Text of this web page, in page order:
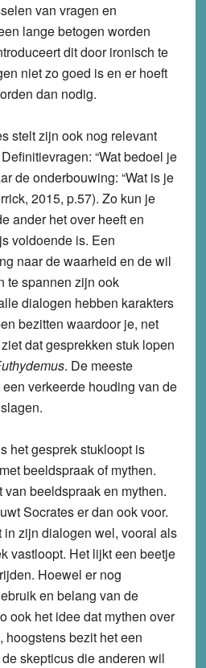
van vragen en
lange betogen worden
dit door ironisch te
niet zo goed is en er hoeft
dan nodig.
stelt zijn ook nog relevant
“Wat bedoel je
de onderbouwing: “Wat is je
2015, p.57). Zo kun je
ander het over heeft en
voldoende is. Een
naar de waarheid en de wil
te spannen zijn ook
dialogen hebben karakters
bezitten waardoor je, net
dat gesprekken stuk lopen
. De meeste
verkeerde houding van de
het gesprek stukloopt is
beeldspraak of mythen.
beeldspraak en mythen.
Socrates er dan ook voor.
in zijn dialogen wel, vooral als
vastloopt. Het lijkt een beetje
Hoewel er nog
en belang van de
ook het idee dat mythen over
hoogstens bezit het een
skepticus die anderen wil